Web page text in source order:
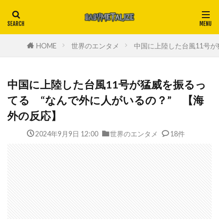
HOME 世界のエンタメ 中国に上陸した台風11号
中国に上陸した台風11号が猛威を振るっ
てる “なんで外に人がいるの？” 【海
外の反応】
2024年9月9日 12:00 世界のエンタメ 18件